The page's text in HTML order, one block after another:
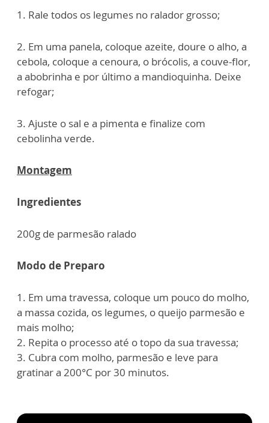
1. Rale todos os legumes no ralador grosso;
2. Em uma panela, coloque azeite, doure o alho, a
cebola, coloque a cenoura, o brócolis, a couve-flor,
a abobrinha e por último a mandioquinha. Deixe
refogar;
3. Ajuste o sal e a pimenta e finalize com
cebolinha verde.
Montagem
Ingredientes
200g de parmesão ralado
Modo de Preparo
1. Em uma travessa, coloque um pouco do molho,
a massa cozida, os legumes, o queijo parmesão e
mais molho;
2. Repita o processo até o topo da sua travessa;
3. Cubra com molho, parmesão e leve para
gratinar a 200°C por 30 minutos.